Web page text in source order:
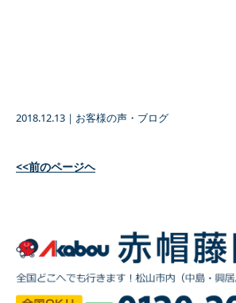
2018.12.13 ｜ お客様の声・ブログ
<<前のページヘ